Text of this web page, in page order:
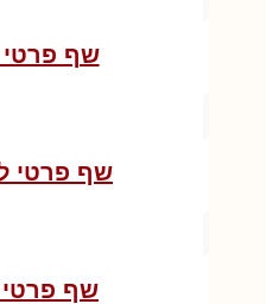
שף פרטי
שף פרטי
שף פרטי